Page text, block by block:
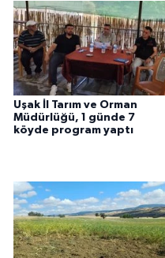
Uşak İl Tarım ve Orman
Müdürlüğü, 1 günde 7
köyde program yaptı